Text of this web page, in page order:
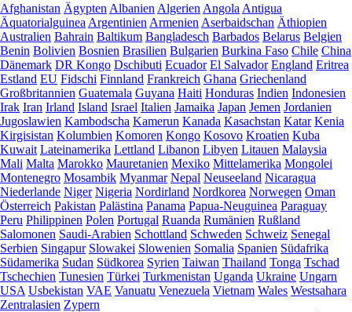
Afghanistan Ägypten Albanien Algerien Angola Antigua
Äquatorialguinea Argentinien Armenien Aserbaidschan Äthiopien
Australien Bahrain Baltikum Bangladesch Barbados Belarus Belgien
Benin Bolivien Bosnien Brasilien Bulgarien Burkina Faso Chile China
Dänemark DR Kongo Dschibuti Ecuador El Salvador England Eritrea
Estland EU Fidschi Finnland Frankreich Ghana Griechenland
Großbritannien Guatemala Guyana Haiti Honduras Indien Indonesien
Irak Iran Irland Island Israel Italien Jamaika Japan Jemen Jordanien
Jugoslawien Kambodscha Kamerun Kanada Kasachstan Katar Kenia
Kirgisistan Kolumbien Komoren Kongo Kosovo Kroatien Kuba
Kuwait Lateinamerika Lettland Libanon Libyen Litauen Malaysia
Mali Malta Marokko Mauretanien Mexiko Mittelamerika Mongolei
Montenegro Mosambik Myanmar Nepal Neuseeland Nicaragua
Niederlande Niger Nigeria Nordirland Nordkorea Norwegen Oman
Österreich Pakistan Palästina Panama Papua-Neuguinea Paraguay
Peru Philippinen Polen Portugal Ruanda Rumänien Rußland
Salomonen Saudi-Arabien Schottland Schweden Schweiz Senegal
Serbien Singapur Slowakei Slowenien Somalia Spanien Südafrika
Südamerika Sudan Südkorea Syrien Taiwan Thailand Tonga Tschad
Tschechien Tunesien Türkei Turkmenistan Uganda Ukraine Ungarn
USA Usbekistan VAE Vanuatu Venezuela Vietnam Wales Westsahara
Zentralasien Zypern